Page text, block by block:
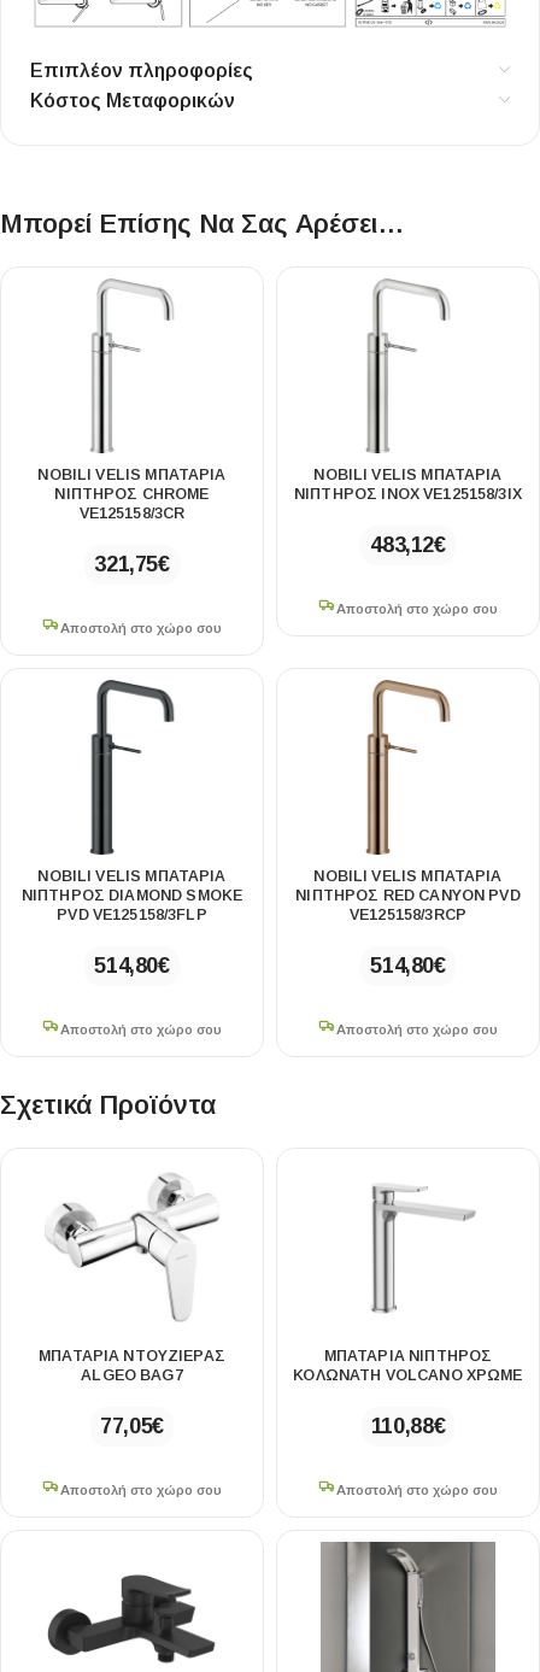
Επιπλέον πληροφορίες
Κόστος Μεταφορικών
Μπορεί Επίσης Να Σας Αρέσει…
NOBILI VELIS ΜΠΑΤΑΡΊΑ
ΝΙΠΤΉΡΟΣ CHROME
VE125158/3CR
321,75€
Αποστολή στο χώρο σου
NOBILI VELIS ΜΠΑΤΑΡΊΑ
ΝΙΠΤΉΡΟΣ INOX VE125158/3IX
483,12€
Αποστολή στο χώρο σου
NOBILI VELIS ΜΠΑΤΑΡΊΑ
ΝΙΠΤΉΡΟΣ DIAMOND SMOKE
PVD VE125158/3FLP
514,80€
Αποστολή στο χώρο σου
NOBILI VELIS ΜΠΑΤΑΡΊΑ
ΝΙΠΤΉΡΟΣ RED CANYON PVD
VE125158/3RCP
514,80€
Αποστολή στο χώρο σου
Σχετικά Προϊόντα
ΜΠΑΤΑΡΙΑ ΝΤΟΥΖΙΕΡΑΣ
ALGEO BAG7
77,05€
Αποστολή στο χώρο σου
ΜΠΑΤΑΡΙΑ ΝΙΠΤΗΡΟΣ
ΚΟΛΩΝΑΤΗ VOLCANO ΧΡΩΜΕ
110,88€
Αποστολή στο χώρο σου